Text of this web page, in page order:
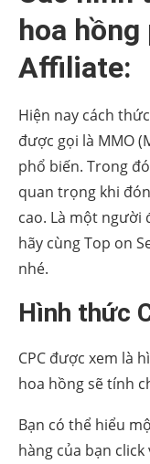
hoa
Affiliate:
Hiện nay cách
được gọi là MMO
phổ biến. Trong
quan trọng khi
cao. Là một người
hãy cùng Top on
nhé.
Hình thức
CPC được xem là
hoa hồng sẽ tính
Bạn có thể hiểu
hàng của bạn